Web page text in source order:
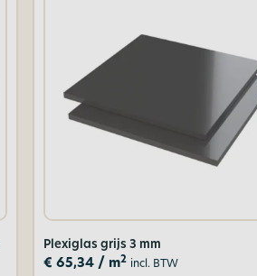
Plexiglas grijs 3 mm
€ 65,34/ m2 incl. BTW